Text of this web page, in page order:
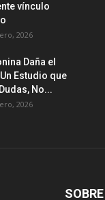
vínculo
2026
Daña el
Estudio que
No...
2026